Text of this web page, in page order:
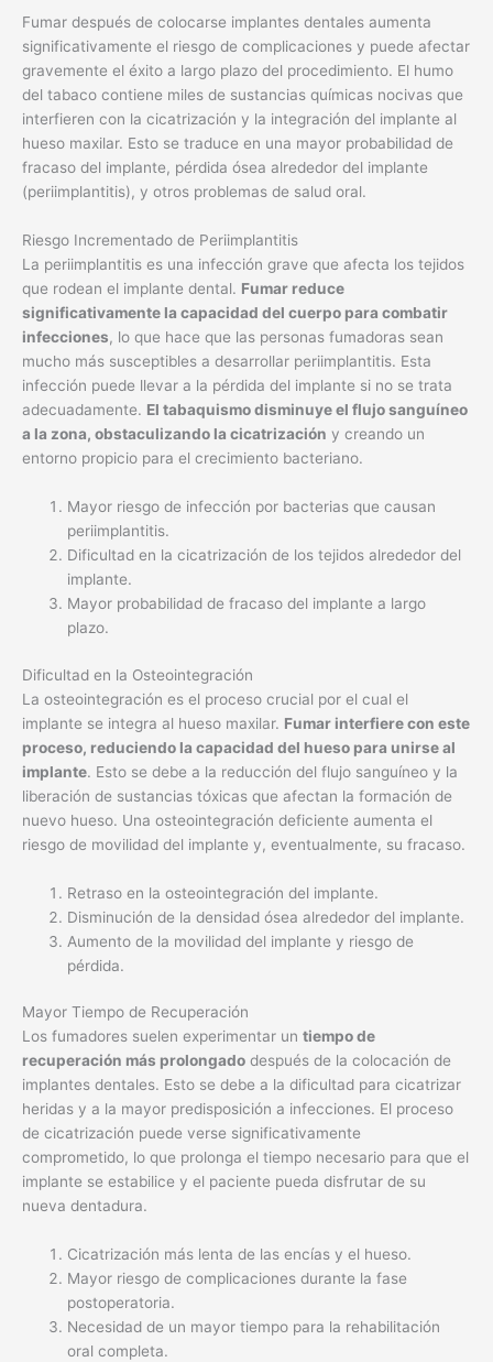
Fumar después de colocarse implantes dentales aumenta
significativamente el riesgo de complicaciones y puede afectar
gravemente el éxito a largo plazo del procedimiento. El humo
del tabaco contiene miles de sustancias químicas nocivas que
interfieren con la cicatrización y la integración del implante al
hueso maxilar. Esto se traduce en una mayor probabilidad de
fracaso del implante, pérdida ósea alrededor del implante
(periimplantitis), y otros problemas de salud oral.
Riesgo Incrementado de Periimplantitis
La periimplantitis es una infección grave que afecta los tejidos
que rodean el implante dental. Fumar reduce
significativamente la capacidad del cuerpo para combatir
infecciones, lo que hace que las personas fumadoras sean
mucho más susceptibles a desarrollar periimplantitis. Esta
infección puede llevar a la pérdida del implante si no se trata
adecuadamente. El tabaquismo disminuye el flujo sanguíneo
a la zona, obstaculizando la cicatrización y creando un
entorno propicio para el crecimiento bacteriano.
Mayor riesgo de infección por bacterias que causan
periimplantitis.
Dificultad en la cicatrización de los tejidos alrededor del
implante.
Mayor probabilidad de fracaso del implante a largo
plazo.
Dificultad en la Osteointegración
La osteointegración es el proceso crucial por el cual el
implante se integra al hueso maxilar. Fumar interfiere con este
proceso, reduciendo la capacidad del hueso para unirse al
implante. Esto se debe a la reducción del flujo sanguíneo y la
liberación de sustancias tóxicas que afectan la formación de
nuevo hueso. Una osteointegración deficiente aumenta el
riesgo de movilidad del implante y, eventualmente, su fracaso.
Retraso en la osteointegración del implante.
Disminución de la densidad ósea alrededor del implante.
Aumento de la movilidad del implante y riesgo de
pérdida.
Mayor Tiempo de Recuperación
Los fumadores suelen experimentar un tiempo de
recuperación más prolongado después de la colocación de
implantes dentales. Esto se debe a la dificultad para cicatrizar
heridas y a la mayor predisposición a infecciones. El proceso
de cicatrización puede verse significativamente
comprometido, lo que prolonga el tiempo necesario para que el
implante se estabilice y el paciente pueda disfrutar de su
nueva dentadura.
Cicatrización más lenta de las encías y el hueso.
Mayor riesgo de complicaciones durante la fase
postoperatoria.
Necesidad de un mayor tiempo para la rehabilitación
oral completa.